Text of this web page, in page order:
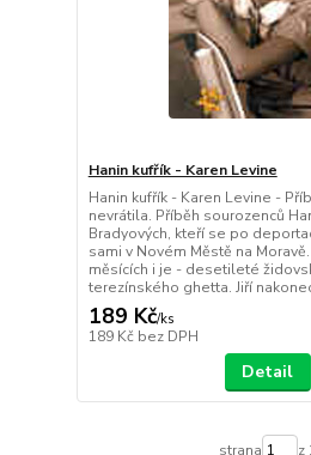
Hanin kufřík - Karen Levine
Hanin kufřík - Karen Levine -
nevrátila. Příběh sourozenců
Bradyových, kteří se po
sami v Novém Městě na
měsících i je - desetileté
terezínského ghetta. Jiří
189 Kč/ks
189 Kč bez DPH
Detail
strana z